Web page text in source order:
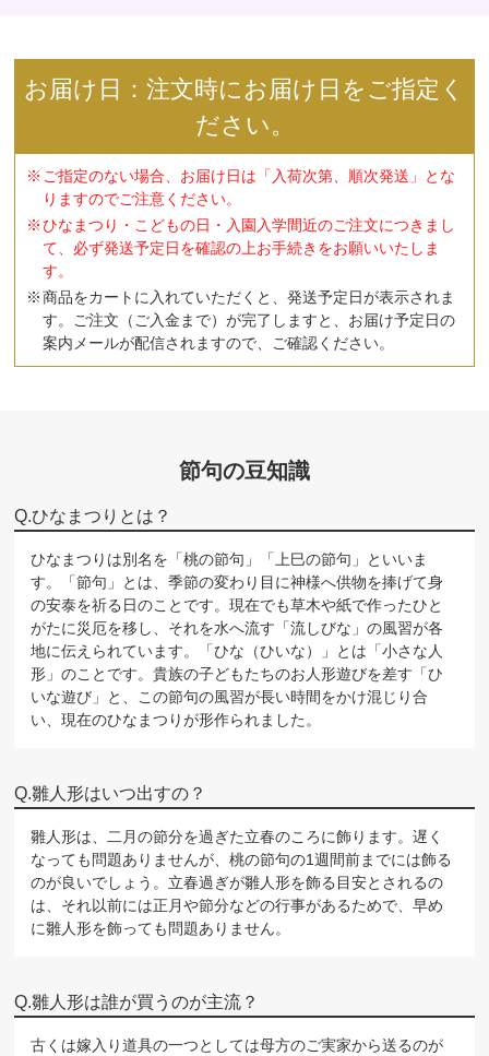
お届け日：注文時にお届け日をご指定く
ださい。
ご指定のない場合、お届け日は「入荷次第、順次発送」とな
りますのでご注意ください。
ひなまつり・こどもの日・入園入学間近のご注文につきまし
て、必ず発送予定日を確認の上お手続きをお願いいたしま
す。
商品をカートに入れていただくと、発送予定日が表示されま
す。ご注文（ご入金まで）が完了しますと、お届け予定日の
案内メールが配信されますので、ご確認ください。
節句の豆知識
ひなまつりとは？
ひなまつりは別名を「桃の節句」「上巳の節句」といいま
す。「節句」とは、季節の変わり目に神様へ供物を捧げて身
の安泰を祈る日のことです。現在でも草木や紙で作ったひと
がたに災厄を移し、それを水へ流す「流しびな」の風習が各
地に伝えられています。「ひな（ひいな）」とは「小さな人
形」のことです。貴族の子どもたちのお人形遊びを差す「ひ
いな遊び」と、この節句の風習が長い時間をかけ混じり合
い、現在のひなまつりが形作られました。
雛人形はいつ出すの？
雛人形は、二月の節分を過ぎた立春のころに飾ります。遅く
なっても問題ありませんが、桃の節句の1週間前までには飾る
のが良いでしょう。立春過ぎが雛人形を飾る目安とされるの
は、それ以前には正月や節分などの行事があるためで、早め
に雛人形を飾っても問題ありません。
雛人形は誰が買うのが主流？
古くは嫁入り道具の一つとしては母方のご実家から送るのが